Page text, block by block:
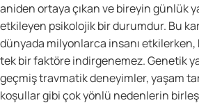
aniden ortaya çıkan ve bireyin günlük
etkileyen psikolojik bir durumdur. Bu
dünyada milyonlarca insanı etkilerken,
tek bir faktöre indirgenemez. Genetik
geçmiş travmatik deneyimler, yaşam
koşullar gibi çok yönlü nedenlerin